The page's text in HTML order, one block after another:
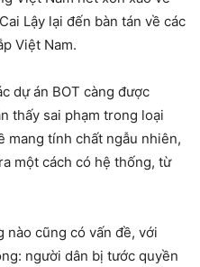
Lậy lại đến bàn tán về các
Việt Nam.
dự án BOT càng được
thấy sai phạm trong loại
mang tính chất ngẫu nhiên,
một cách có hệ thống, từ
nào cũng có vấn đề, với
người dân bị tước quyền